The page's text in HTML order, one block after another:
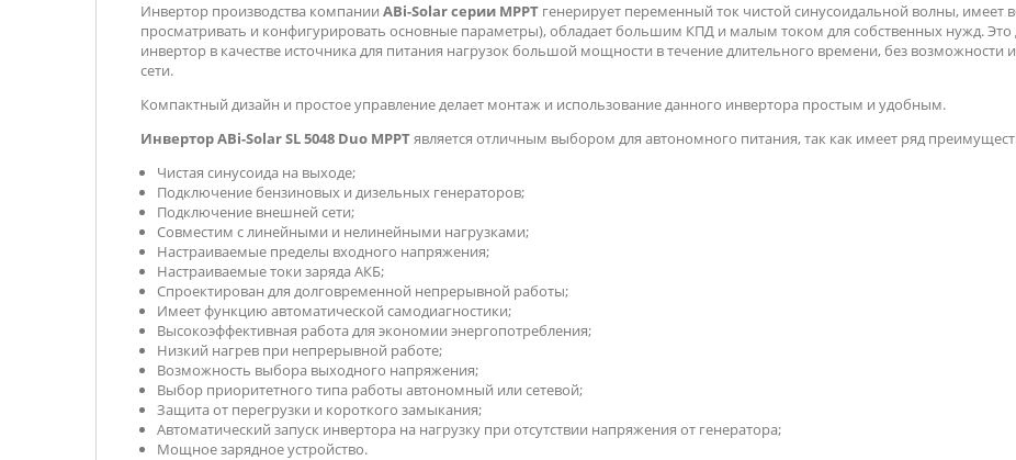
Инвертор производства компании ABi-Solar серии MPPT генерирует переменный ток чистой синусоидальной волны, имеет
просматривать и конфигурировать основные параметры), обладает большим КПД и малым током для собственных нужд.
инвертор в качестве источника для питания нагрузок большой мощности в течение длительного времени, без возможности
сети.
Компактный дизайн и простое управление делает монтаж и использование данного инвертора простым и удобным.
Инвертор ABi-Solar SL 5048 Duo MPPTявляется отличным выбором для автономного питания, так как имеет ряд
Чистая синусоида на выходе;
Подключение бензиновых и дизельных генераторов;
Подключение внешней сети;
Совместим с линейными и нелинейными нагрузками;
Настраиваемые пределы входного напряжения;
Настраиваемые токи заряда АКБ;
Спроектирован для долговременной непрерывной работы;
Имеет функцию автоматической самодиагностики;
Высокоэффективная работа для экономии энергопотребления;
Низкий нагрев при непрерывной работе;
Возможность выбора выходного напряжения;
Выбор приоритетного типа работы автономный или сетевой;
Защита от перегрузки и короткого замыкания;
Автоматический запуск инвертора на нагрузку при отсутствии напряжения от генератора;
Мощное зарядное устройство.